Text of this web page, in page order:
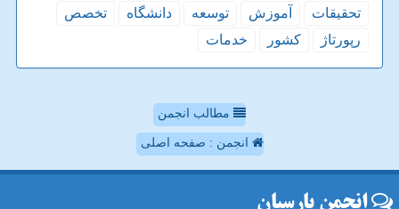
تحقیقات آموزش توسعه دانشگاه
تخصص
رپورتاژ
كشور خدمات
مطالب انجمن
انجمن : صفحه اصلی
انجمن پارسیان